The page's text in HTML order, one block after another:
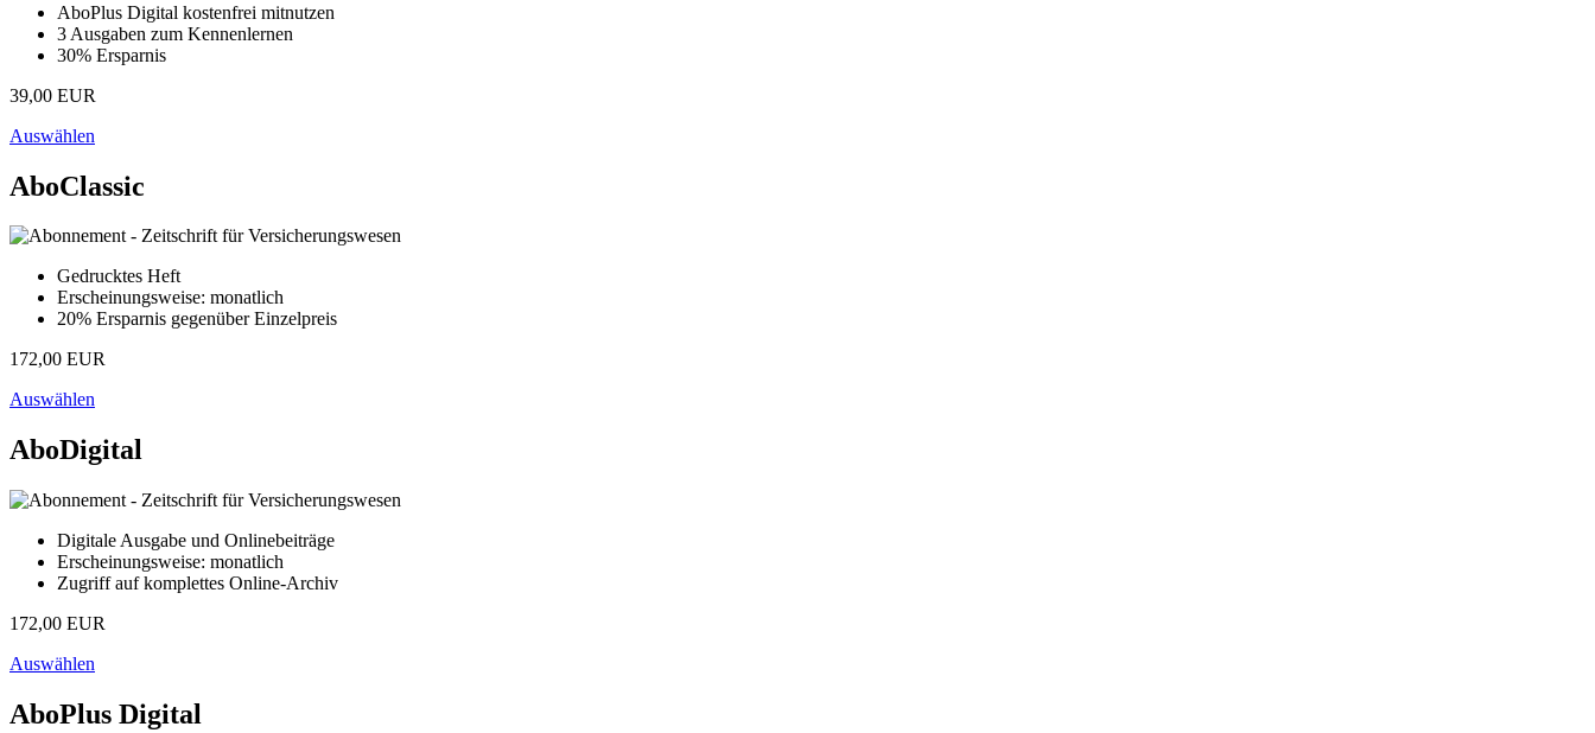
AboPlus Digital kostenfrei mitnutzen
3 Ausgaben zum Kennenlernen
30% Ersparnis
39,00 EUR
Auswählen
AboClassic
Gedrucktes Heft
Erscheinungsweise: monatlich
20% Ersparnis gegenüber Einzelpreis
172,00 EUR
Auswählen
AboDigital
Digitale Ausgabe und Onlinebeiträge
Erscheinungsweise: monatlich
Zugriff auf komplettes Online-Archiv
172,00 EUR
Auswählen
AboPlus Digital